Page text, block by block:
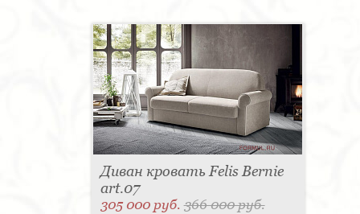
Диван кровать Felis Bernie
art.07
305 000 руб.366 000 руб.